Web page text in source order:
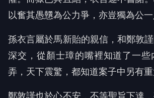
以奮其愚戇為公力爭，亦豈獨為公一
孫衣言屬於馬新貽的親信，和鄭敦
深交，從顏士璋的嘴裡知道了一些
弄，天下震驚，都知道案子中另有重